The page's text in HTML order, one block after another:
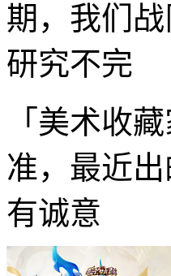
期，我们
研究不完
「美术收
准，最近
有诚意